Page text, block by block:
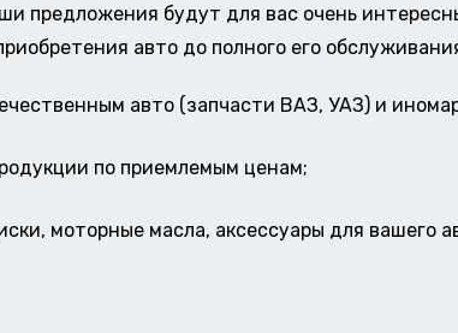
предложения будут для вас очень
авто до полного его
авто (запчасти ВАЗ, УАЗ) и
по приемлемым ценам;
моторные масла, аксессуары для вашего